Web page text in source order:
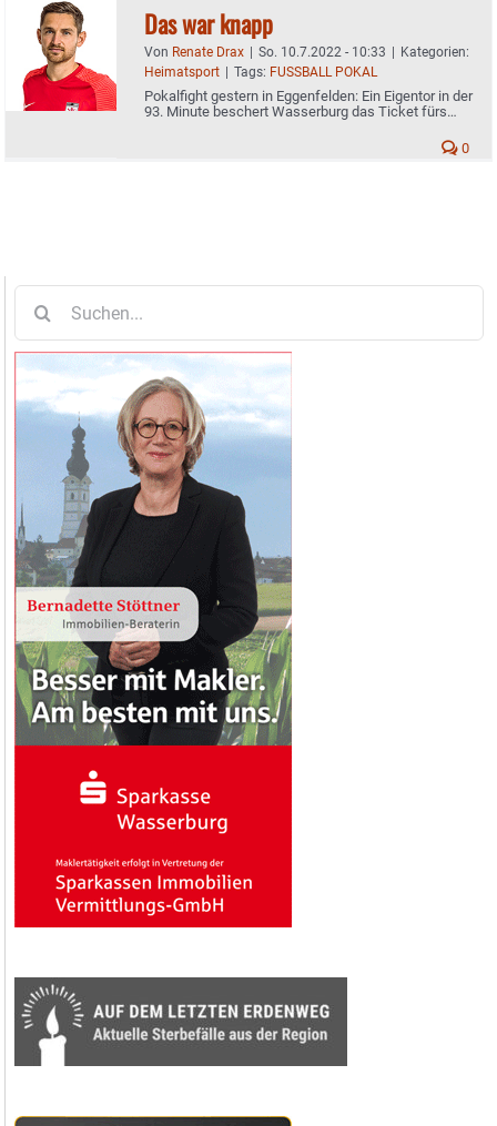
Das war knapp
Von Renate Drax | So. 10.7.2022 - 10:33 | Kategorien:
Heimatsport | Tags: FUSSBALL POKAL
Pokalfight gestern in Eggenfelden: Ein Eigentor in der
93. Minute beschert Wasserburg das Ticket fürs
0
nach: